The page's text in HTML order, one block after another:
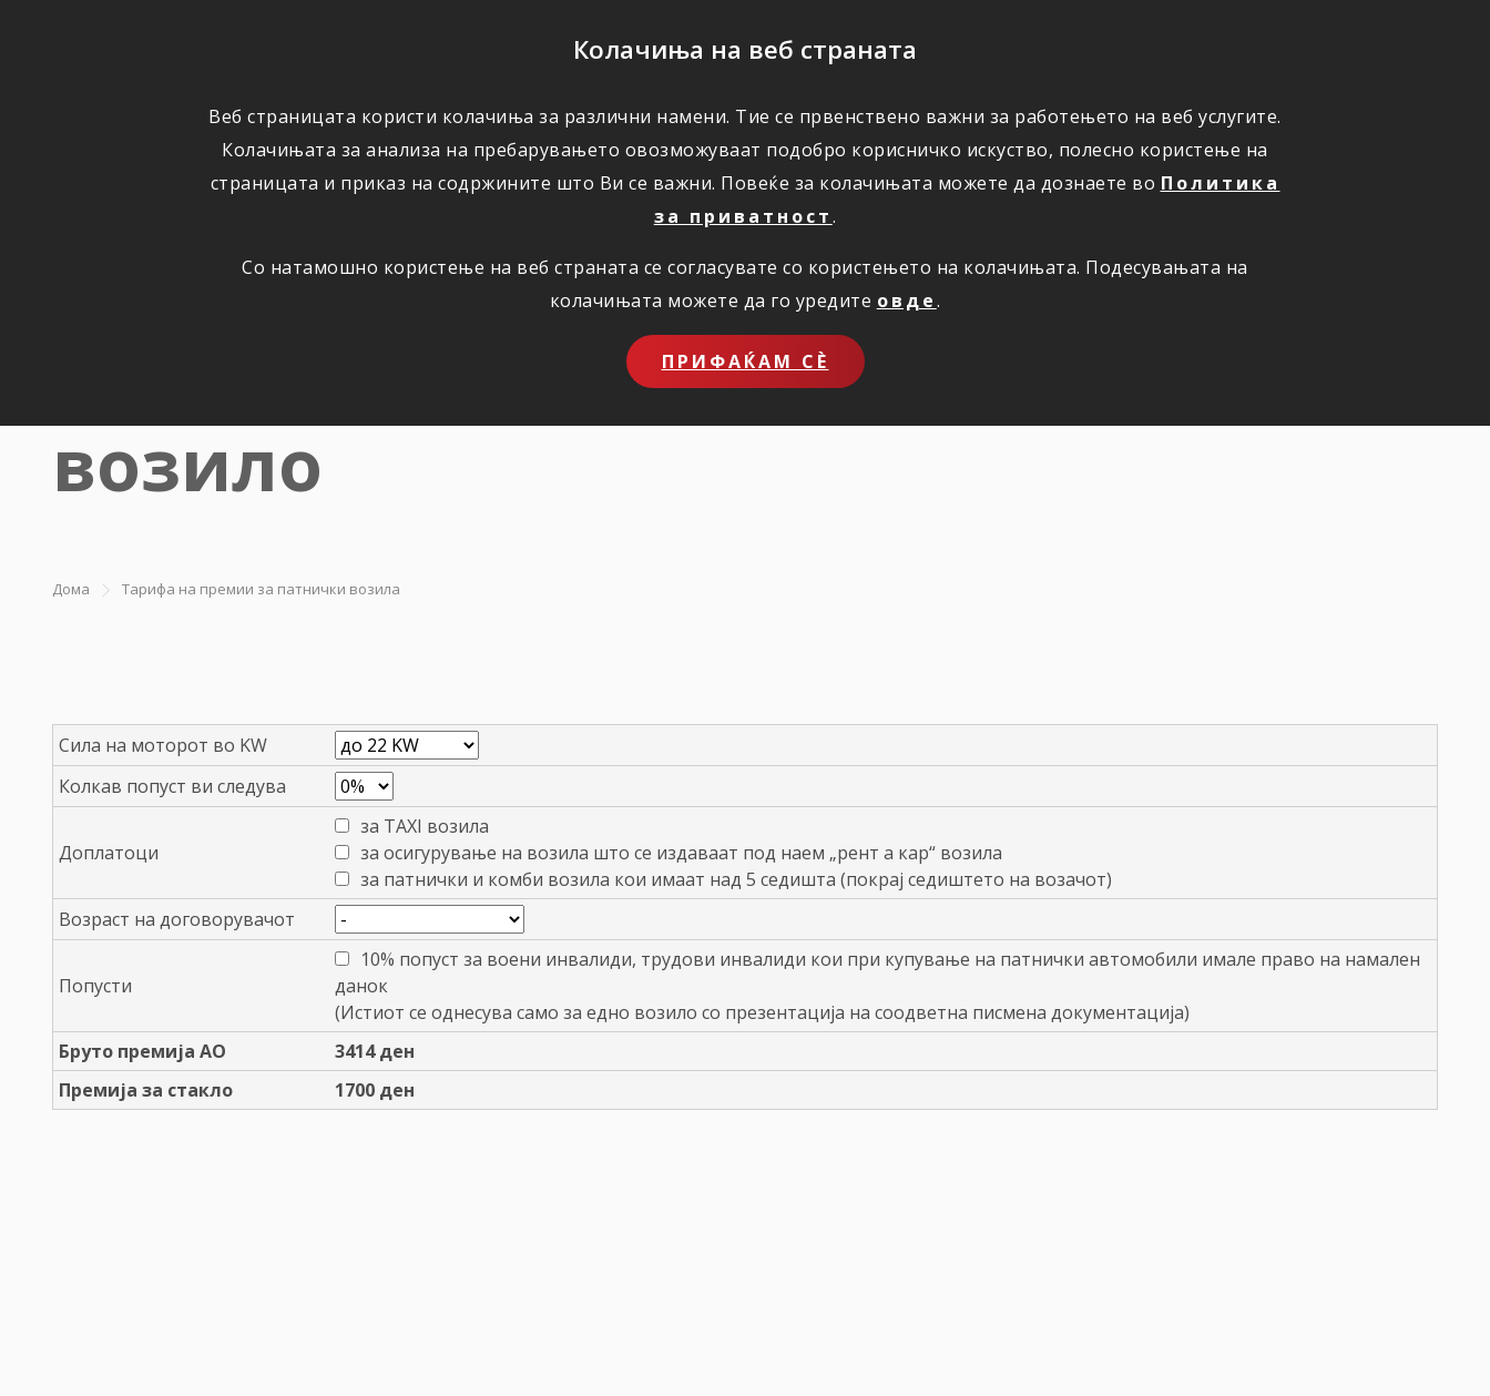
Колачиња на веб страната
Веб страницата користи колачиња за различни намени. Тие се првенствено важни за работењето на веб услугите.
Колачињата за анализа на пребарувањето овозможуваат подобро корисничко искуство, полесно користење на
страницата и приказ на содржините што Ви се важни. Повеќе за колачињата можете да дознаете во Политика
за приватност.
Со натамошно користење на веб страната се согласувате со користењето на колачињата. Подесувањата на
колачињата можете да го уредите овде.
ПРИФАЌАМ СЀ
ОСИГУРУВАЊЕ ШТЕТИ ПОВОЛНОСТИ КОРИСНО ЗА НАС ОНЛАЈН ПРИЈАВИ ШТЕТА
Пресметајте премија за вашето
возило
Дома Тарифа на премии за патнички возила
Сила на моторот во KW
Колкав попуст ви следува
Доплатоци
за TAXI возила
за осигурување на возила што се издаваат под наем „рент а кар“ возила
за патнички и комби возила кои имаат над 5 седишта (покрај седиштето на возачот)
Возраст на договорувачот
Попусти
10% попуст за воени инвалиди, трудови инвалиди кои при купување на патнички автомобили имале право на намален
данок
(Истиот се однесува само за едно возило со презентација на соодветна писмена документација)
Бруто премија АО
3414ден
Премија за стакло
1700 ден